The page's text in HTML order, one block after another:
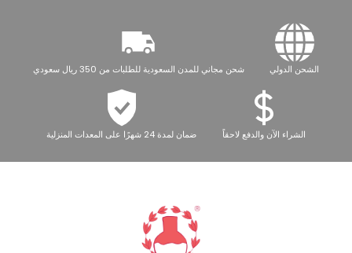
الشحن الدولي شحن مجاني للمدن السعودية للطلبات من 350 ريال سعودي
الشراء الآن والدفع لاحقاً ضمان لمدة 24 شهرًا على المعدات المنزلية